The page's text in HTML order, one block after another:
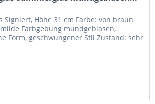
Signiert, Höhe 31 cm Farbe: von braun
Farbgebung mundgeblasen,
Form, geschwungener Stil Zustand: sehr